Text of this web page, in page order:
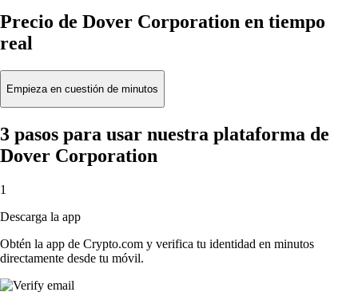
Precio de Dover Corporation en tiempo
real
Empieza en cuestión de minutos
3 pasos para usar nuestra plataforma de
Dover Corporation
1
Descarga la app
Obtén la app de Crypto.com y verifica tu identidad en minutos
directamente desde tu móvil.